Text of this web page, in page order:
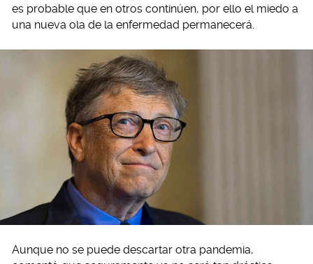
es probable que en otros continúen, por ello el miedo a
una nueva ola de la enfermedad permanecerá.
Aunque no se puede descartar otra pandemia,